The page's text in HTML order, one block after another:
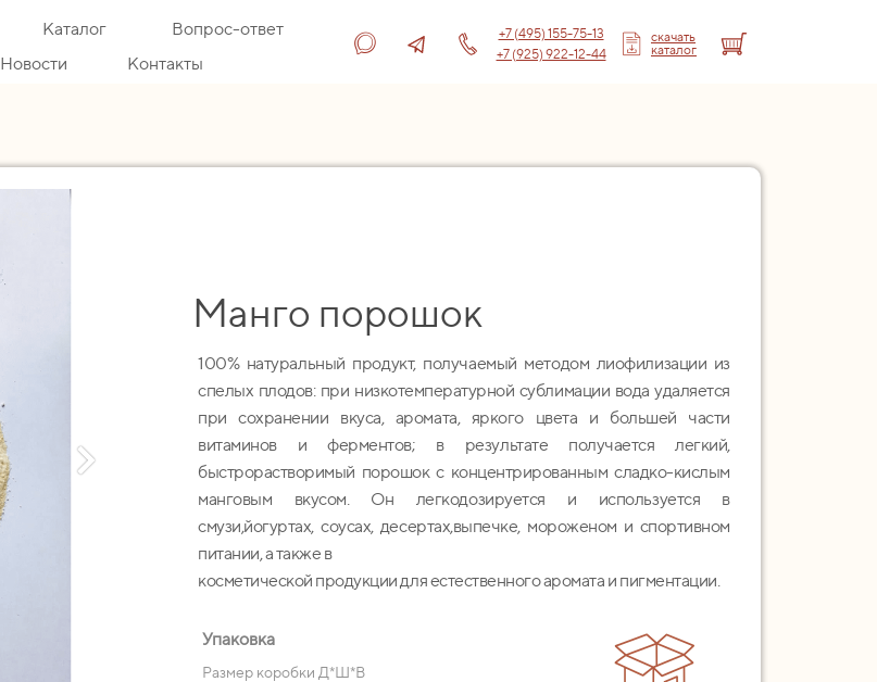
Каталог
Вопрос-ответ
Новости Контакты
+7 (495) 155-75-13
+7 (925) 922-12-44
скачать
каталог
Манго порошок
100% натуральный продукт, получаемый методом лиофилизации из
спелых плодов: при низкотемпературной сублимации вода удаляется
при сохранении вкуса, аромата, яркого цвета и большей части
витаминов и ферментов; в результате получается легкий,
быстрорастворимый порошок с концентрированным сладко-кислым
манговым вкусом. Он легкодозируется и используется в
смузи,йогуртах, соусах, десертах,выпечке, мороженом и спортивном
питании, а также в
косметической продукции для естественного аромата и пигментации.
Упаковка
Размер коробки Д*Ш*В